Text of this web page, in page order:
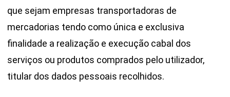
que sejam empresas transportadoras de
mercadorias tendo como única e exclusiva
finalidade a realização e execução cabal dos
serviços ou produtos comprados pelo utilizador,
titular dos dados pessoais recolhidos.